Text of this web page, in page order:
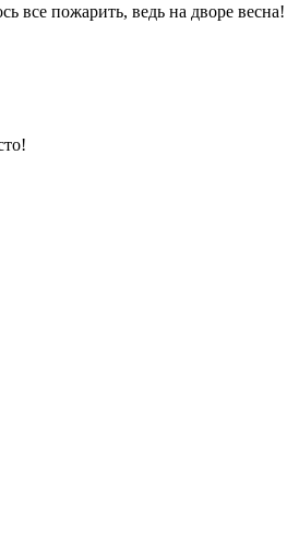
все пожарить, ведь на дворе весна!